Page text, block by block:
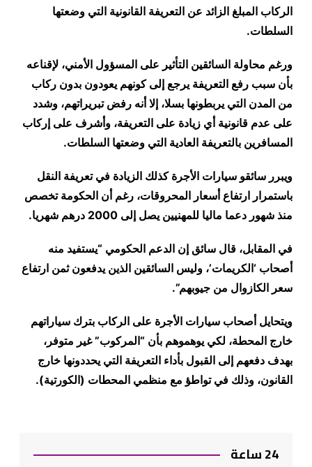
الركاب المبلغ الزائد عن التعريفة القانونية التي وضعتها
السلطات.
ورغم محاولة السائقين التأثير على المسؤول الأمني، لإقناعه
بأن سبب رفع التعريفة يرجع إلى كونهم يعودون بدون ركاب
من المدن التي يربطونها بسلا، إلا أنه رفض تبريراتهم، وشدد
على عدم قانونية أي زيادة على التعريفة، وأشرف على إركاب
المسافرين بالتعريفة العادية التي وضعتها السلطات.
ويبرر سائقو سيارات الأجرة كذلك الزيادة في تعريفة النقل
باستمرار ارتفاع أسعار المحروقات، رغم أن الحكومة تخصص
منذ شهور دعما ماليا للمهنيين يصل إلى 2000 درهم شهريا
.
في المقابل، قال سائق إن الدعم الحكومي “يستفيد منه
أصحاب ‘الكريمات’، وليس السائقين الذين يدفعون ثمن ارتفاع
سعر الكازوال من جيوبهم”.
ويتحايل أصحاب سيارات الأجرة على الركاب بترك سياراتهم
خارج المحطة، لكي يوهموهم بأن “المركوب” غير متوفر،
بهدف دفعهم إلى القبول بأداء التعريفة التي يحددونها خارج
القانون، وذلك في تواطؤ مع منظمي المحطات (الكورتية).
24 ساعة